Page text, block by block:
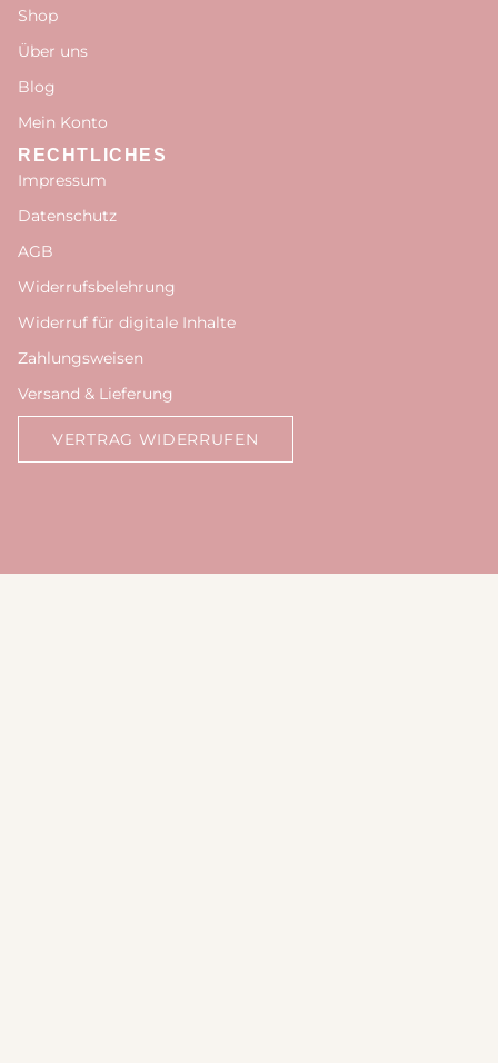
Shop
Über uns
Blog
Mein Konto
RECHTLICHES
Impressum
Datenschutz
AGB
Widerrufsbelehrung
Widerruf für digitale Inhalte
Zahlungsweisen
Versand & Lieferung
VERTRAG WIDERRUFEN